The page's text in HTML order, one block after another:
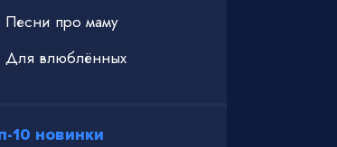
Песни про маму
Для влюблённых
10 новинки